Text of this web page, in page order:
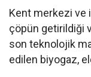
Kent merkezi ve
çöpün getirildiği
son teknolojik
edilen biyogaz,